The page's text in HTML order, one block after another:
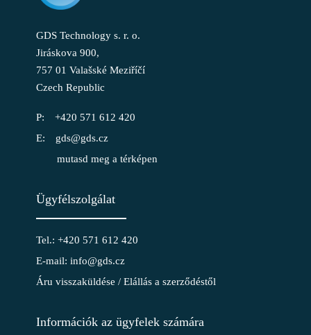
GDS Technology s. r. o.
Jiráskova 900,
757 01 Valašské Meziříčí
Czech Republic
+420 571 612 420
gds@gds.cz
mutasd meg a térképen
Ügyfélszolgálat
Tel.: +420 571 612 420
E-mail: info@gds.cz
Áru visszaküldése / Elállás a szerződéstől
Információk az ügyfelek számára